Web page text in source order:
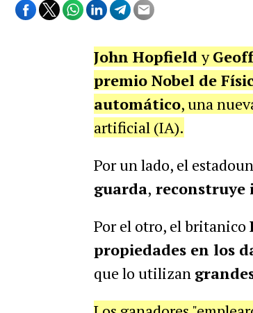
John Hopfieldy
premio Nobel de
automático, una
artificial (IA).
Por un lado, el
guarda, reconstruye
Por el otro, el britanico
propiedades en los
que lo utilizan